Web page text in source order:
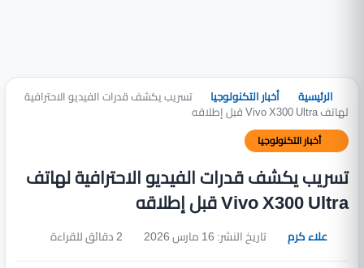
الرئيسية أخبار التكنولوجيا تسريب يكشف قدرات الفيديو الاحترافية
لهاتف Vivo X300 Ultra قبل إطلاقه
أخبار التكنولوجيا
تسريب يكشف قدرات الفيديو الاحترافية لهاتف
Vivo X300 Ultra قبل إطلاقه
علاء كرم تاريخ النشر: 16 مارس 2026